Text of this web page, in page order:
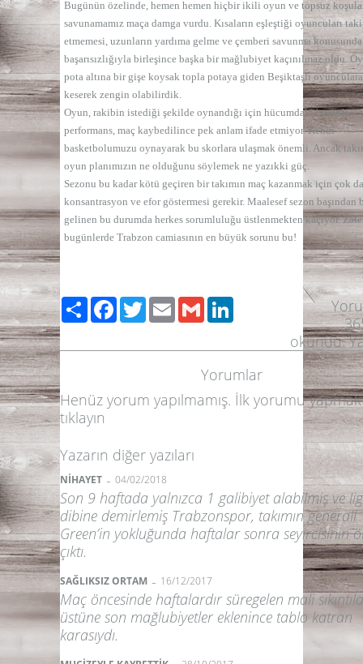
Bugünün özelinde, hemen hemen hiçbir ikili oyun ve topsuz
savunamamız maça damga vurdu. Kısaların eşleştiği oyuncuları
etmemesi, uzunların yardıma gelme ve çemberi savunma
başarısızlığıyla birleşince başka bir mağlubiyet kaçınılmaz oldu.
pota altına bir gişe koysak topla potaya giden Beşiktaşlı
keserek zengin olabilirdik.
Oyun, rakibin istediği şekilde oynandığı için hücumdaki başarılı
performans, maç kaybedilince pek anlam ifade etmiyor. Kendi
basketbolumuzu oynayarak bu skorlara ulaşmak önemli. Ancak
oyun planımızın ne olduğunu söylemek ne yazıkki güç.
Sezonu bu kadar kötü geçiren bir takımın maç kazanmak için çok
konsantrasyon ve efor göstermesi gerekir. Maalesef sezon başından
gelinen bu durumda herkes sorumluluğu üstlenmekten kaçıyor.
bugünlerde Trabzon camiasının en büyük sorunu bu!
PaylaşFacebook
TwitterEmailGmail
okundu.
Yorumlar
Henüz yorum yapılmamış. İlk yorumu
tıklayın
Yazarın diğer yazıları
NİHAYET - 04/02/2018
Son 9 haftada yalnızca 1 galibiyet alabilmiş ve
dibine demirlemiş Trabzonspor, takımın generali
Green’in yokluğunda haftalar sonra seyircisinin
çıktı.
SAĞLIKSIZ ORTAM - 16/12/2017
Maç öncesinde haftalardır süregelen mali
üstüne son mağlubiyetler eklenince tablo katran
karasıydı.